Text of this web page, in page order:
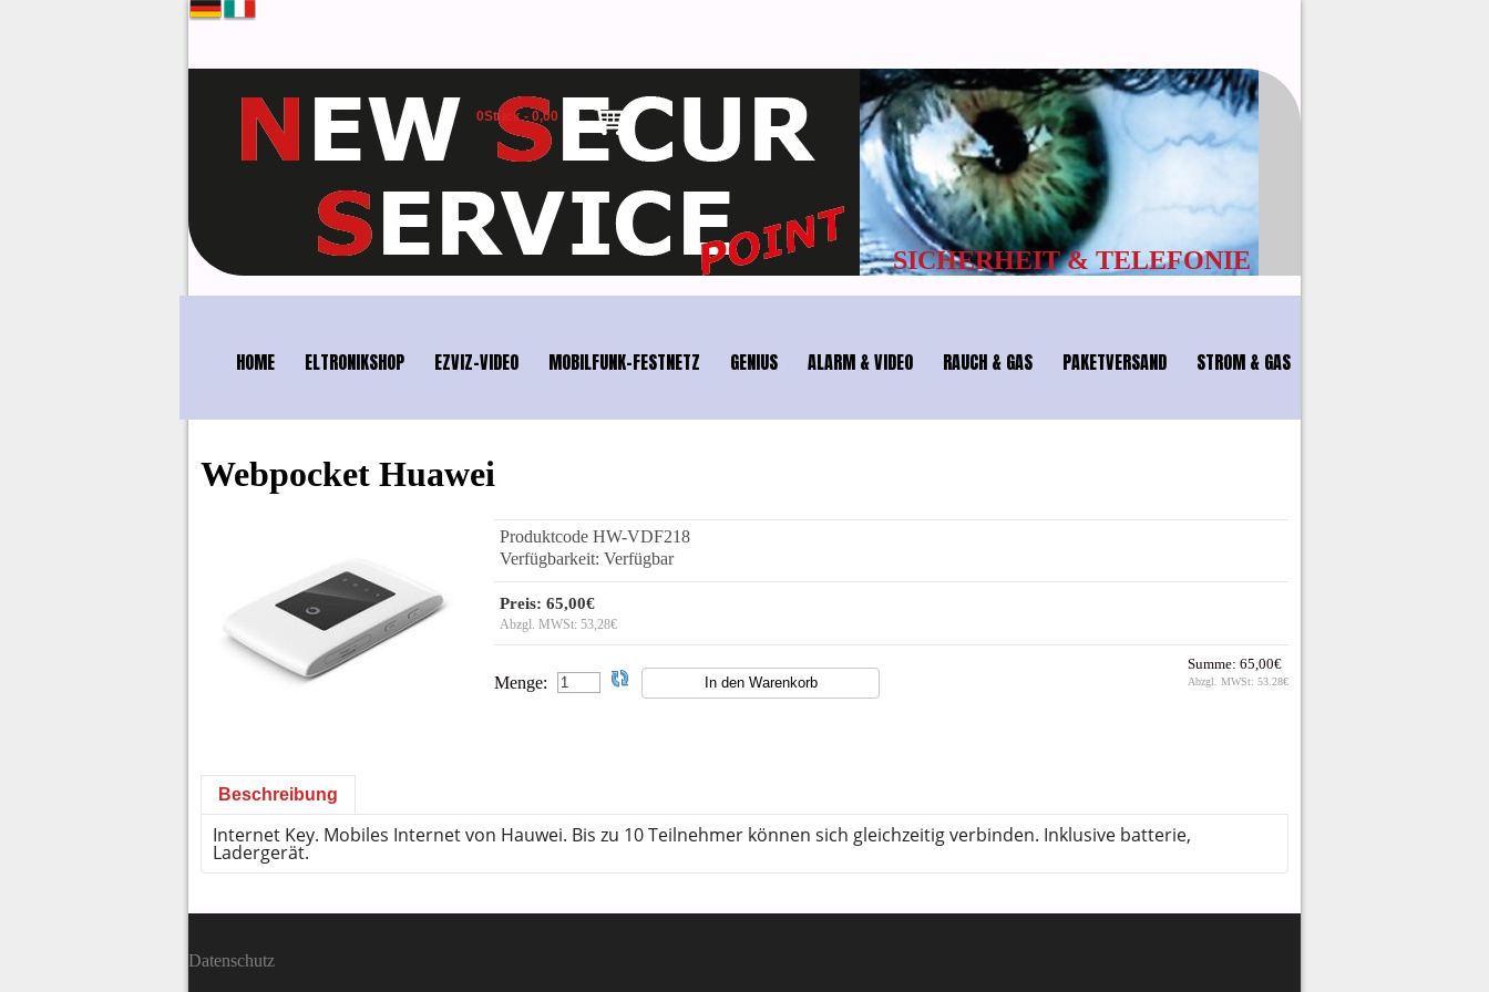
0Stück- 0,00
SICHERHEIT & TELEFONIE
HOME ELTRONIKSHOP EZVIZ-VIDEO MOBILFUNK-FESTNETZ GENIUS ALARM & VIDEO RAUCH & GAS PAKETVERSAND STROM & GAS
Webpocket Huawei
Produktcode HW-VDF218
Verfügbarkeit: Verfügbar
Preis: 65,00€
Abzgl. MWSt: 53,28€
Menge:
Summe: 65,00€
Abzgl. MWSt: 53.28€
Beschreibung
Internet Key. Mobiles Internet von Hauwei. Bis zu 10 Teilnehmer können sich gleichzeitig verbinden. Inklusive batterie,
Ladergerät.
Datenschutz